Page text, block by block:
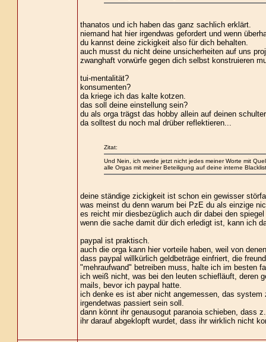
thanatos und ich haben das ganz sachlich erklärt.
niemand hat hier irgendwas gefordert und wenn
du kannst deine zickigkeit also für dich behalten.
auch musst du nicht deine unsicherheiten auf uns
zwanghaft vorwürfe gegen dich selbst konstruieren
tui-mentalität?
konsumenten?
da kriege ich das kalte kotzen.
das soll deine einstellung sein?
du als orga trägst das hobby allein auf deinen
da solltest du noch mal drüber reflektieren...
Zitat:
Und Nein, ich werde jetzt nicht jedes meiner Worte mit
alle Orgas mit meiner Beteiligung auf deine interne
deine ständige zickigkeit ist schon ein gewisser
was meinst du denn warum bei PzE du als einzige
es reicht mir diesbezüglich auch dir dabei den
wenn die sache damit dür dich erledigt ist, kann ich
paypal ist praktisch.
auch die orga kann hier vorteile haben, weil von
dass paypal willkürlich geldbeträge einfriert, die
"mehraufwand" betreiben muss, halte ich im besten
ich weiß nicht, was bei den leuten schiefläuft, deren
mails, bevor ich paypal hatte.
ich denke es ist aber nicht angemessen, das
irgendetwas passiert sein soll.
dann könnt ihr genausogut paranoia schieben, dass
ihr darauf abgeklopft wurdet, dass ihr wirklich nicht